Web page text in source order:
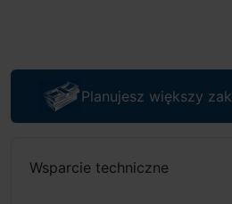
Planujesz większy
Wsparcie techniczne